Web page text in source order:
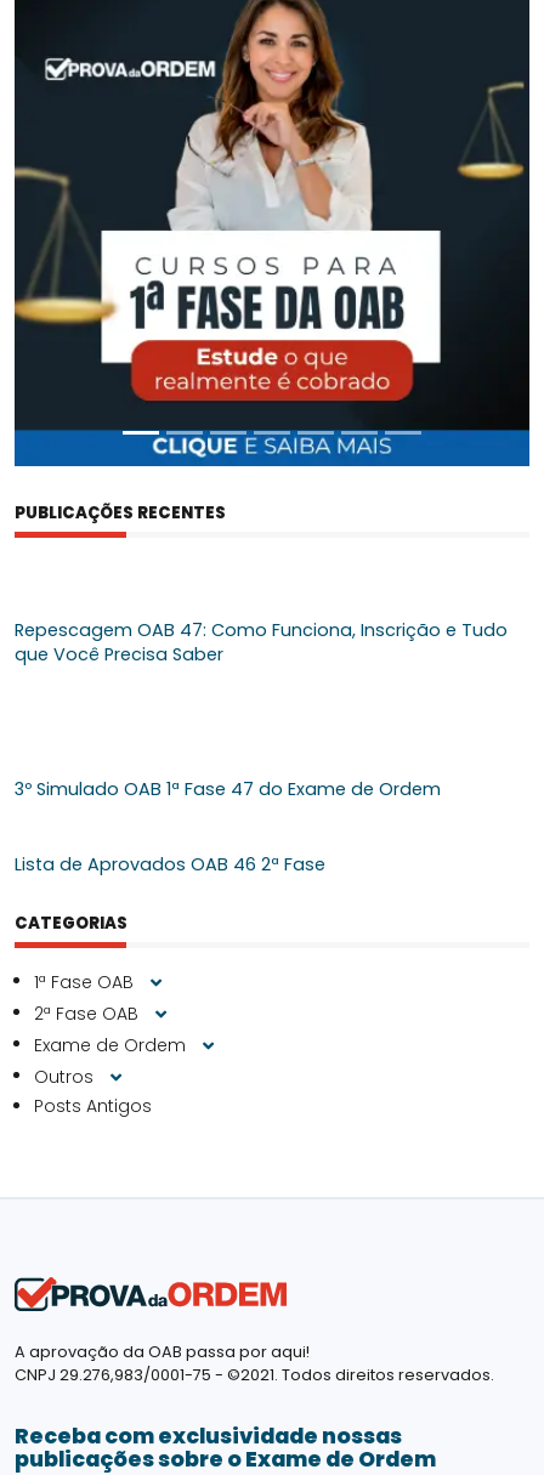
ORDEM
PUBLICAÇÕES RECENTES
Repescagem OAB 47: Como Funciona, Inscrição e Tudo
que Você Precisa Saber
3º Simulado OAB 1ª Fase 47 do Exame de Ordem
Lista de Aprovados OAB 46 2ª Fase
CATEGORIAS
1ª Fase OAB
2ª Fase OAB
Exame de Ordem
Outros
Posts Antigos
A aprovação da OAB passa por aqui!
CNPJ 29.276,983/0001-75 - ©2021. Todos direitos reservados.
Receba com exclusividade nossas
publicações sobre o Exame de Ordem